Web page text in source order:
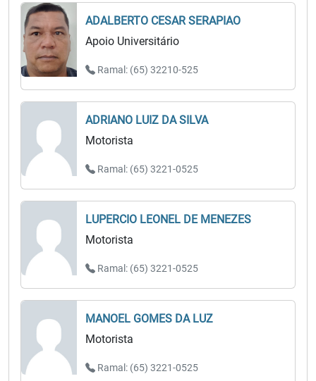
ADALBERTO CESAR SERAPIAO
Apoio Universitário
Ramal: (65) 32210-525
ADRIANO LUIZ DA SILVA
Motorista
Ramal: (65) 3221-0525
LUPERCIO LEONEL DE MENEZES
Motorista
Ramal: (65) 3221-0525
MANOEL GOMES DA LUZ
Motorista
Ramal: (65) 3221-0525